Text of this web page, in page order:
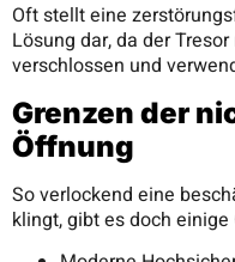
Oft stellt eine
Lösung dar, da der
verschlossen und
Grenzen der
Öffnung
So verlockend eine
klingt, gibt es doch einige